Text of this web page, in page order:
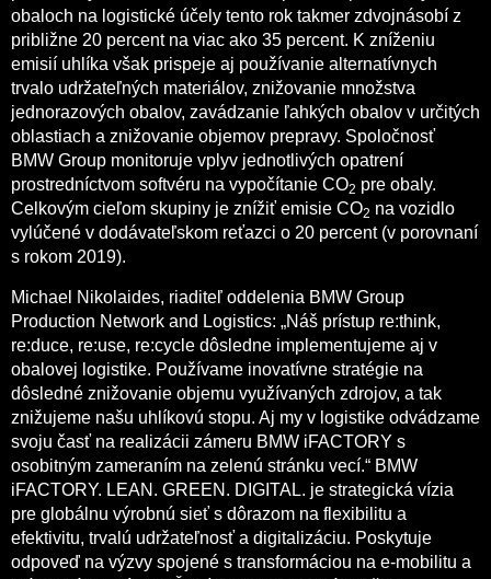
obaloch na logistické účely tento rok takmer zdvojnásobí z
približne 20 percent na viac ako 35 percent. K zníženiu
emisií uhlíka však prispeje aj používanie alternatívnych
trvalo udržateľných materiálov, znižovanie množstva
jednorazových obalov, zavádzanie ľahkých obalov v určitých
oblastiach a znižovanie objemov prepravy. Spoločnosť
BMW Group monitoruje vplyv jednotlivých opatrení
prostredníctvom softvéru na vypočítanie CO2 pre obaly.
Celkovým cieľom skupiny je znížiť emisie CO2 na vozidlo
vylúčené v dodávateľskom reťazci o 20 percent (v porovnaní
s rokom 2019).
Michael Nikolaides, riaditeľ oddelenia BMW Group
Production Network and Logistics: „Náš prístup re:think,
re:duce, re:use, re:cycle dôsledne implementujeme aj v
obalovej logistike. Používame inovatívne stratégie na
dôsledné znižovanie objemu využívaných zdrojov, a tak
znižujeme našu uhlíkovú stopu. Aj my v logistike odvádzame
svoju časť na realizácii zámeru BMW iFACTORY s
osobitným zameraním na zelenú stránku vecí.“ BMW
iFACTORY. LEAN. GREEN. DIGITAL. je strategická vízia
pre globálnu výrobnú sieť s dôrazom na flexibilitu a
efektivitu, trvalú udržateľnosť a digitalizáciu. Poskytuje
odpoveď na výzvy spojené s transformáciou na e-mobilitu a